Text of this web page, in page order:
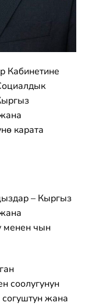
Кабинетине
карата
– Кыргыз
менен чын
соолугунун
жана